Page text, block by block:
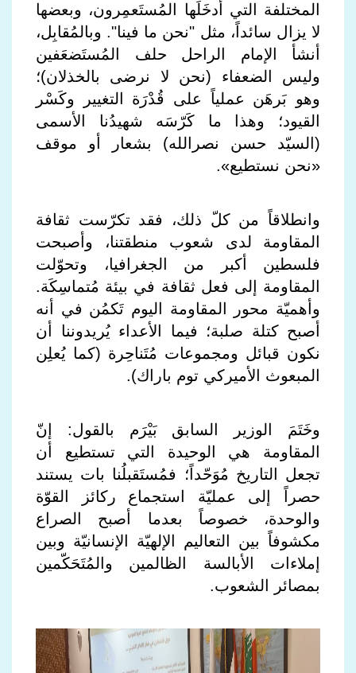
المختلفة التي أدخَلَها المُستَعمِرون، وبعضها
لا يزال سائداً، مثل "نحن ما فينا". وبالمُقابِل،
أنشأ الإمام الراحل حلف المُستَضعَفين
وليس الضعفاء (نحن لا نرضى بالخذلان)؛
وهو بَرهَن عملياً على قُدْرَة التغيير وكَسْر
القيود؛ وهذا ما كَرّسَه شهيدُنا الأسمى
(السيّد حسن نصرالله) بشعار أو موقف
«نحن نستطيع».
وانطلاقاً من كلّ ذلك، فقد تكرّست ثقافة
المقاومة لدى شعوب منطقتنا، وأصبحت
فلسطين أكبر من الجغرافيا، وتحوّلت
المقاومة إلى فعل ثقافة في بيئة مُتماسِكَة.
وأهميّة محور المقاومة اليوم تَكمُن في أنه
أصبح كتلة صلبة؛ فيما الأعداء يُريدوننا أن
نكون قبائل ومجموعات مُتَناحِرة (كما يُعلِن
المبعوث الأميركي توم باراك).
وخَتَمَ الوزير السابق بَيْرَم بالقول: إنّ
المقاومة هي الوحيدة التي تستطيع أن
تجعل التاريخ مُوَحّداً؛ فمُستَقبلُنا بات يستند
حصراً إلى عمليّة استجماع ركائز القوّة
والوحدة، خصوصاً بعدما أصبح الصراع
مكشوفاً بين التعاليم الإلهيّة الإنسانيّة وبين
إملاءات الأبالسة الظالمين والمُتَحَكّمين
بمصائر الشعوب.